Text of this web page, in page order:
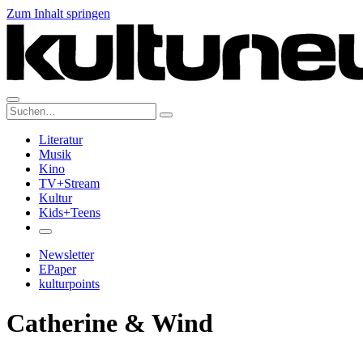
Zum Inhalt springen
Suche:
Literatur
Musik
Kino
TV+Stream
Kultur
Kids+Teens
Newsletter
EPaper
kulturpoints
Catherine & Wind